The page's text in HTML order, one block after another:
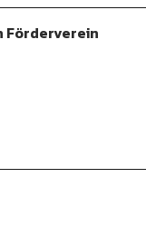
Förderverein